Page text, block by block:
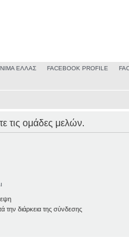
ΕΛΛΑΣ FACEBOOK PROFILE
τις ομάδες μελών.
διάρκεια της σύνδεσης